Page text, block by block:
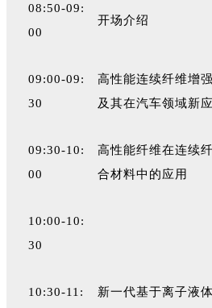
08:50-09:
00
开场介绍
09:00-09:
30
高性能连续纤维增
及其在汽车领域新
09:30-10:
00
高性能纤维在连续
合材料中的应用
10:00-10:
30
10:30-11:
新一代基于离子液